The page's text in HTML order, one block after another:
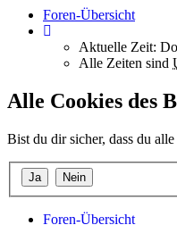
Foren-Übersicht
Aktuelle Zeit:
Alle Zeiten sind
Alle Cookies des
Bist du dir sicher, dass du
Foren-Übersicht